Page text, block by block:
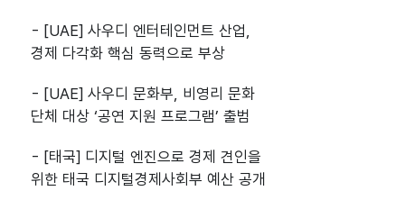
- [UAE] 사우디 엔터테인먼트 산업,
경제 다각화 핵심 동력으로 부상
- [UAE] 사우디 문화부, 비영리 문화
단체 대상 ‘공연 지원 프로그램’ 출범
- [태국] 디지털 엔진으로 경제 견인을
위한 태국 디지털경제사회부 예산 공개